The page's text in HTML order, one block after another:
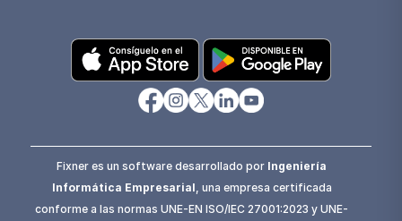
Fixner es un software desarrollado por Ingeniería
Informática Empresarial, una empresa certificada
conforme a las normas UNE-EN ISO/IEC 27001:2023 y UNE-